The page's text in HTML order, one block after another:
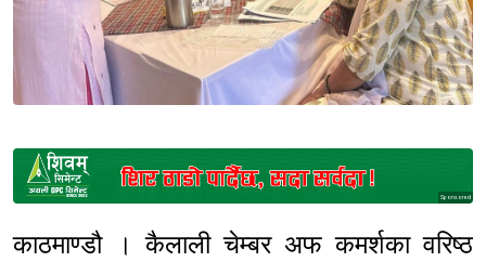
Sponsored
काठमाण्डौ । कैलाली चेम्बर अफ कमर्शका वरिष्ठ